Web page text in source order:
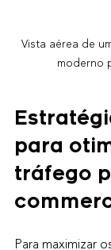
Vista aérea de
moderno
para
tráfego
Para maximizar